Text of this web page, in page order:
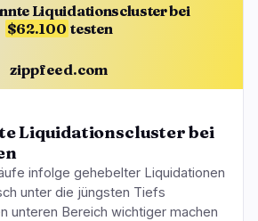
Liquidationscluster bei
$62.100 testen
zippfeed.com
Liquidationscluster bei
infolge gehebelter Liquidationen
unter die jüngsten Tiefs
unteren Bereich wichtiger machen